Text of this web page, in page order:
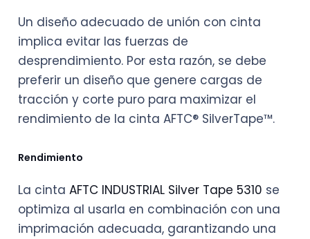
Un diseño adecuado de unión con cinta
implica evitar las fuerzas de
desprendimiento. Por esta razón, se debe
preferir un diseño que genere cargas de
tracción y corte puro para maximizar el
rendimiento de la cinta AFTC® SilverTape™.
Rendimiento
La cinta AFTC INDUSTRIAL Silver Tape 5310 se
optimiza al usarla en combinación con una
imprimación adecuada, garantizando una